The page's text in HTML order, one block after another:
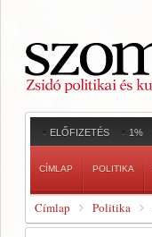
ELŐFIZETÉS 1%
CÍMLAP POLITIKA
Címlap Politika